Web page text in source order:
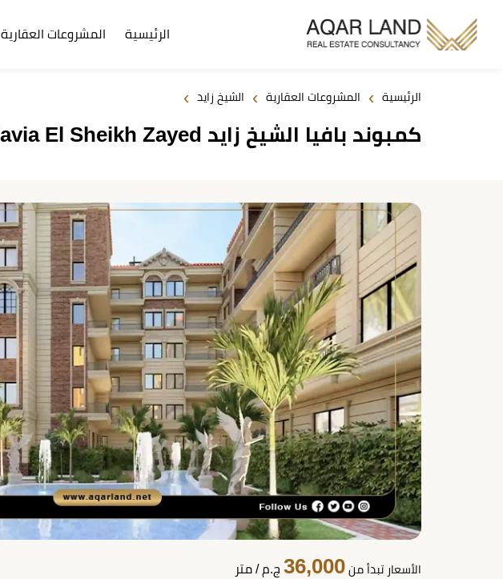
الرئيسية المشروعات العقارية
الرئيسية › المشروعات العقارية › الشيخ زايد ›
كمبوند بافيا الشيخ زايد Pavia El Sheikh Zayed مواصفات وأسعار
الأسعار تبدأ من 36,000 ج.م / متر